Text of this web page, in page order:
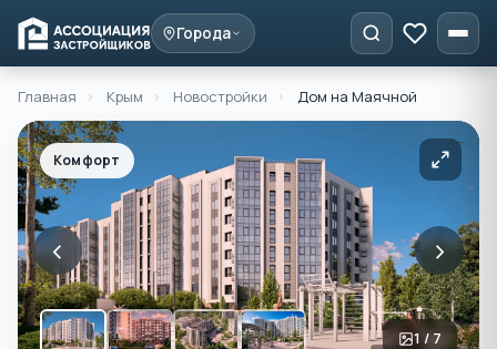
Города
Главная › Крым › Новостройки › Дом на Маячной
Комфорт
‹ ›
1 / 7